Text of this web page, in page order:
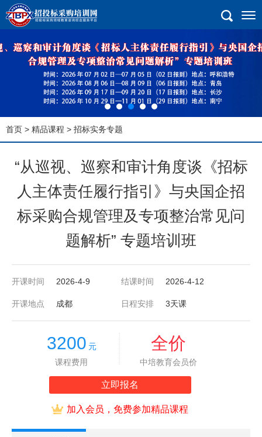
首页 > 精品课程 > 招标实务专题
“从巡视、巡察和审计角度谈《招标
人主体责任履行指引》与央国企招
标采购合规管理及专项整治常见问
题解析” 专题培训班
开课时间 2026-4-9 结课时间 2026-4-12
开课地点 成都 日程安排 3天课
3200 元
课程费用
全价
中培教育会员价
立即报名
加入会员，免费参加精品课程